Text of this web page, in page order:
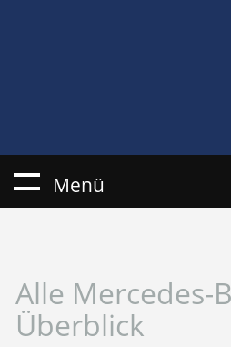
Menü
Alle Mercedes-
Überblick